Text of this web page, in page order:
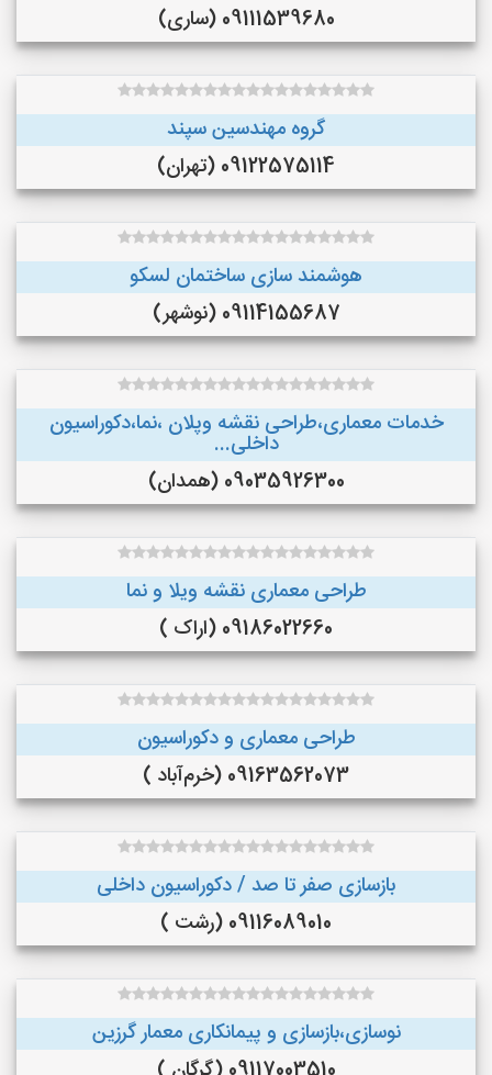
09111539680 (ساری)
گروه مهندسین سپند
09122575114 (تهران)
هوشمند سازی ساختمان لسکو
09114155687 (نوشهر)
خدمات معماری،طراحی نقشه وپلان ،نما،دکوراسیون
داخلی...
09035926300 (همدان)
طراحی معماری نقشه ویلا و نما
09186022660 (اراک )
طراحی معماری و دکوراسیون
09163562073 (خرم‌آباد )
بازسازی صفر تا صد / دکوراسیون داخلی
09116089010 (رشت )
نوسازی،بازسازی و پیمانکاری معمار گرزین